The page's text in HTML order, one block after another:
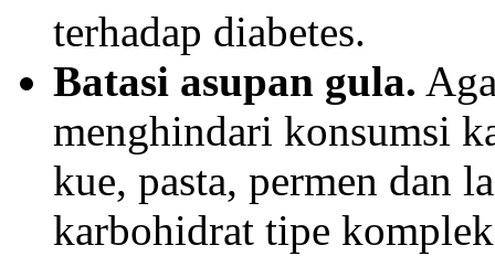
terhadap diabetes.
Batasi asupan gula.
menghindari konsumsi
kue, pasta, permen dan
karbohidrat tipe